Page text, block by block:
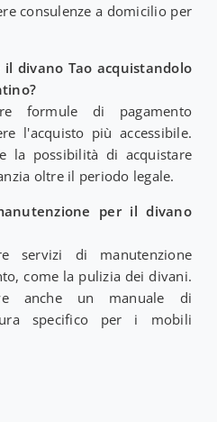
consulenze a domicilio per
il divano Tao acquistandolo
formule di pagamento
l'acquisto più accessibile.
la possibilità di acquistare
oltre il periodo legale.
per il divano
servizi di manutenzione
come la pulizia dei divani.
anche un manuale di
specifico per i mobili